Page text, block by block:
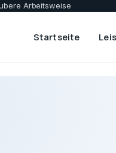
Arbeitsweise
Startseite